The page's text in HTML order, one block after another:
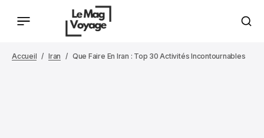
Accueil Iran Que Faire En Iran : Top 30 Activités Incontournables